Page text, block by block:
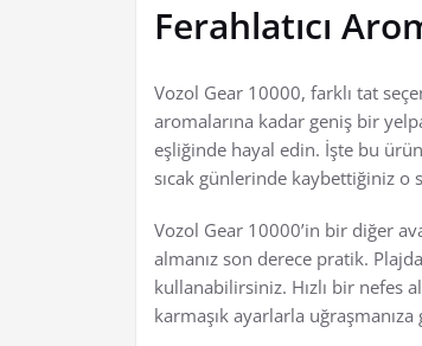
Ferahlatıcı
Vozol Gear 10000, farklı tat
aromalarına kadar geniş bir
eşliğinde hayal edin. İşte bu
sıcak günlerinde kaybettiğiniz
Vozol Gear 10000’in bir diğer
almanız son derece pratik.
kullanabilirsiniz. Hızlı bir nefes
karmaşık ayarlarla uğraşmanıza